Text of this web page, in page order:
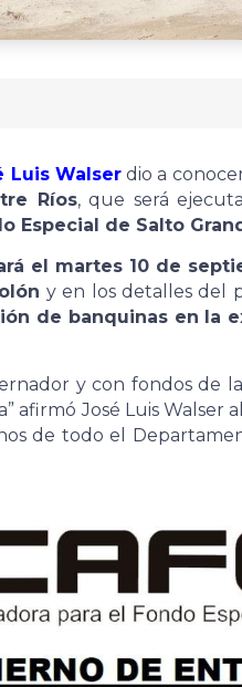
Luis Walserdio a
Ríos, que será
Especial de Salto
el martes 10 de
y en los detalles del
de banquinas en la
y con fondos de
afirmó José Luis Walser
de todo el